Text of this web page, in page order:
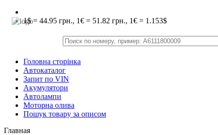
1$ = 44.95 грн., 1€ = 51.82 грн., 1€ = 1.153$
Головна сторінка
Автокаталог
Запит по VIN
Акумулятори
Автолампи
Моторна олива
Пошук товару за описом
Главная